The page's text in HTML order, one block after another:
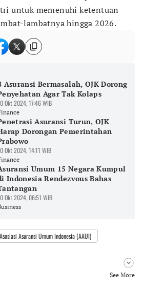
untuk memenuhi ketentuan
lambatnya hingga 2026.
Asuransi Bermasalah, OJK Dorong
Agar Tak Kolaps
Okt 2024, 17:46 WIB
Asuransi Turun, OJK
Dorongan Pemerintahan
Okt 2024, 14:11 WIB
Umum 15 Negara Kumpul
Indonesia Rendezvous Bahas
Okt 2024, 06:51 WIB
Asosiasi Asuransi Umum Indonesia (AAUI)
See More